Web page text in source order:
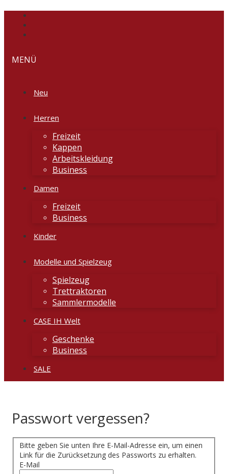
MENÜ
Neu
Herren
Freizeit
Kappen
Arbeitskleidung
Business
Damen
Freizeit
Business
Kinder
Modelle und Spielzeug
Spielzeug
Trettraktoren
Sammlermodelle
CASE IH Welt
Geschenke
Business
SALE
Passwort vergessen?
Bitte geben Sie unten Ihre E-Mail-Adresse ein, um einen
Link für die Zurücksetzung des Passworts zu erhalten.
E-Mail